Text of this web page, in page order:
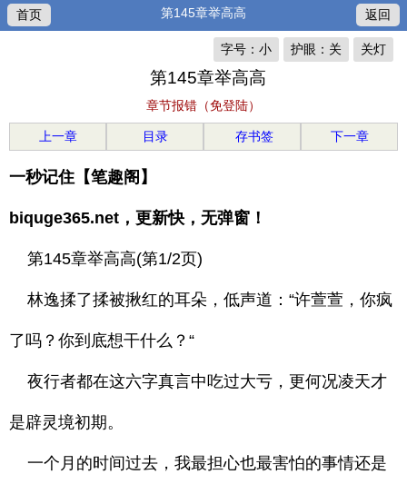
首页 第145章举高高 返回
关灯
护眼：关
字号：小
第145章举高高
章节报错（免登陆）
上一章 目录 存书签 下一章
一秒记住【笔趣阁】
biquge365.net，更新快，无弹窗！
第145章举高高(第1/2页)
林逸揉了揉被揪红的耳朵，低声道：“许萱萱，你疯
了吗？你到底想干什么？“
夜行者都在这六字真言中吃过大亏，更何况凌天才
是辟灵境初期。
一个月的时间过去，我最担心也最害怕的事情还是